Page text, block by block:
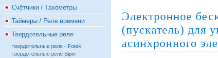
Счётчики / Тахометры
Таймеры / Реле времени
Твердотельные реле
твердотельные реле - Fotek
твердотельные реле Sipin
Электронное
(пускатель) для
асинхронного